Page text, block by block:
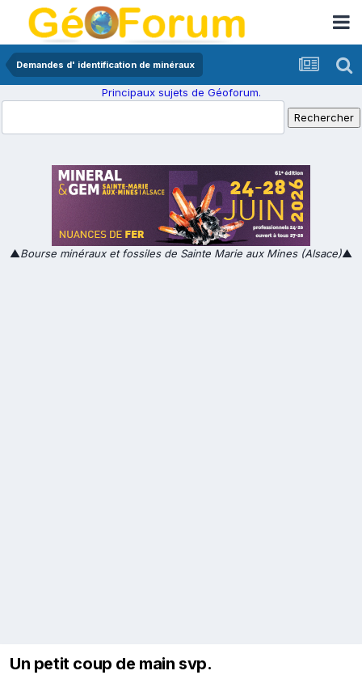
Demandes d' identification de minéraux
Principaux sujets de Géoforum.
▲Bourse minéraux et fossiles de Sainte Marie aux Mines (Alsace)▲
Un petit coup de main svp.